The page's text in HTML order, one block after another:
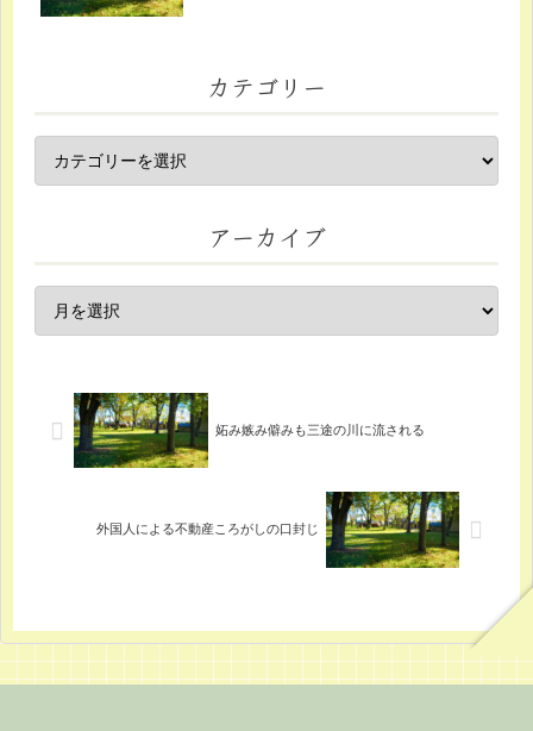
カテゴリー
アーカイブ
妬み嫉み僻みも三途の川に流される
外国人による不動産ころがしの口封じ